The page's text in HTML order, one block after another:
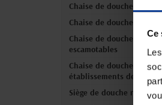
Ce
Chaise de douche XL /
Chaise de douche 3-en-1
Chaise de douche
escamotables
Chaise de douche pour
établissements de santé
Siège de douche